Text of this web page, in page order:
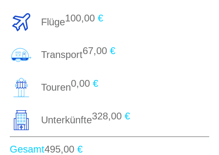
Flüge100,00 €
Transport67,00 €
Touren0,00 €
Unterkünfte328,00 €
Gesamt495,00 €